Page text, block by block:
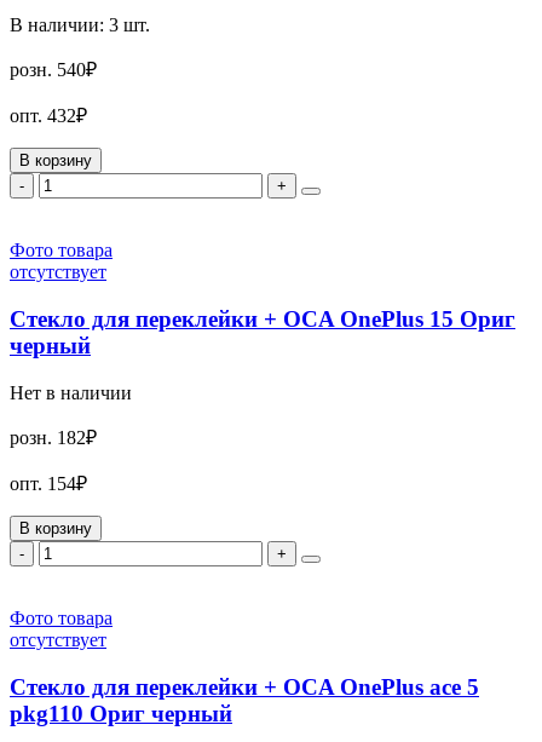
В наличии: 3 шт.
розн. 540₽
опт. 432₽
В корзину
-
+
Фото товара
отсутствует
Стекло для переклейки + OCA OnePlus 15 Ориг
черный
Нет в наличии
розн. 182₽
опт. 154₽
В корзину
-
+
Фото товара
отсутствует
Стекло для переклейки + OCA OnePlus ace 5
pkg110 Ориг черный